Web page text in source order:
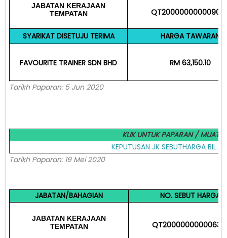
JABATAN KERAJAAN
TEMPATAN
SYARIKAT DISETUJU TERIMA HARGA TAWARAN
FAVOURITE TRAINER SDN BHD RM 63,150.10
Tarikh Paparan: 5 Jun 2020
KLIK UNTUK PAPARAN / MUAT
KEPUTUSAN JK SEBUTHARGA BIL.
Tarikh Paparan: 19 Mei 2020
JABATAN/BAHAGIAN NO. SEBUT HARGA
JABATAN KERAJAAN
TEMPATAN